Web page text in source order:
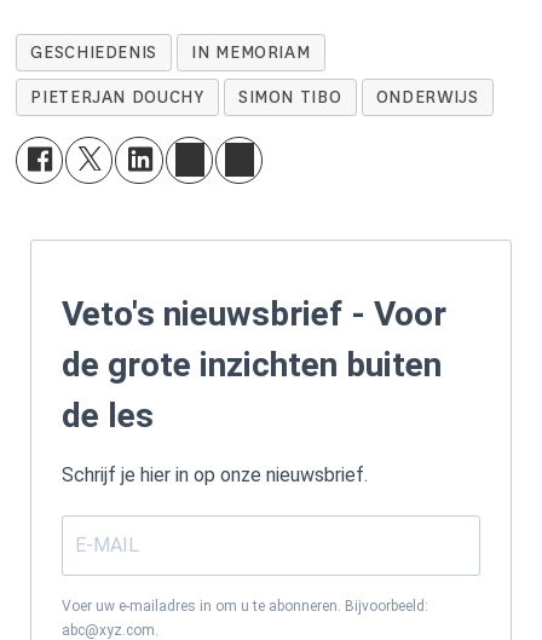
GESCHIEDENIS IN MEMORIAM
PIETERJAN DOUCHY SIMON TIBO ONDERWIJS
Veto's nieuwsbrief - Voor
de grote inzichten buiten
de les
Schrijf je hier in op onze nieuwsbrief.
Voer uw e-mailadres in om u te abonneren. Bijvoorbeeld:
abc@xyz.com.